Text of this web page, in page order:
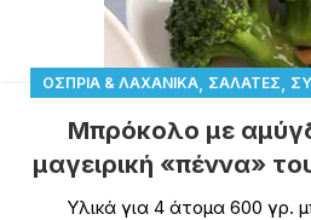
ΌΣΠΡΙΑ & ΛΑΧΑΝΙΚΆ, ΣΑΛΆΤΕΣ,
Μπρόκολο με
μαγειρική «πέννα»
Υλικά για 4 άτομα 600 γρ.